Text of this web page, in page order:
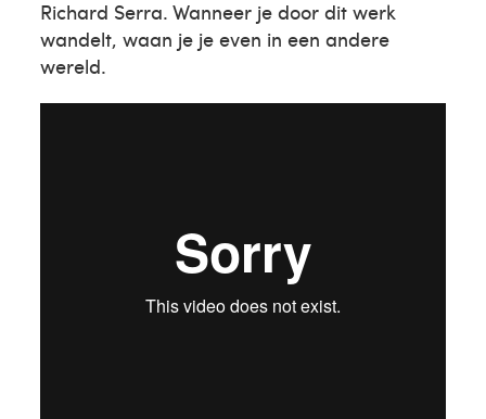
Richard Serra. Wanneer je door dit werk
wandelt, waan je je even in een andere
wereld.